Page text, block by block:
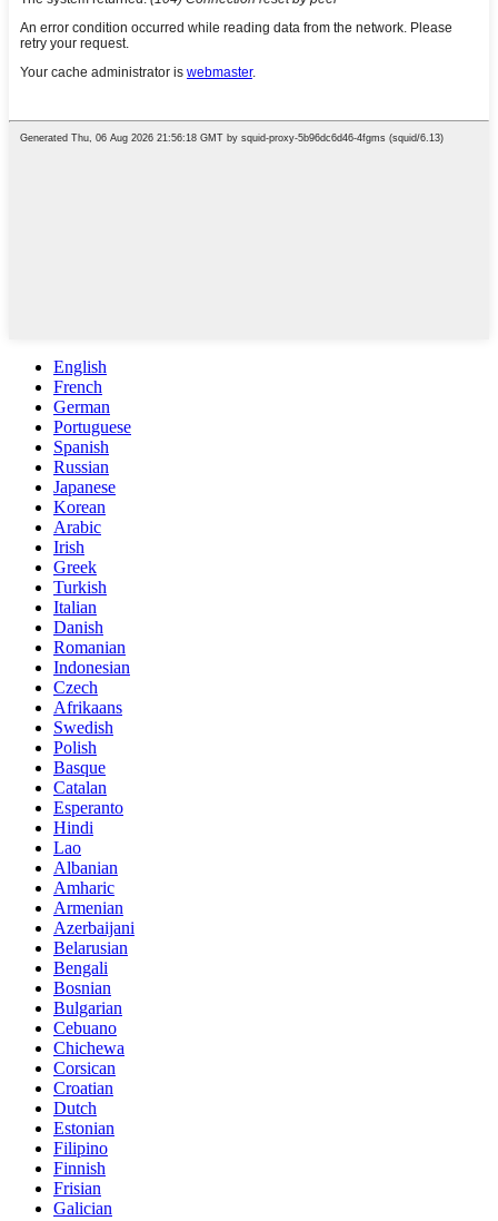
English
French
German
Portuguese
Spanish
Russian
Japanese
Korean
Arabic
Irish
Greek
Turkish
Italian
Danish
Romanian
Indonesian
Czech
Afrikaans
Swedish
Polish
Basque
Catalan
Esperanto
Hindi
Lao
Albanian
Amharic
Armenian
Azerbaijani
Belarusian
Bengali
Bosnian
Bulgarian
Cebuano
Chichewa
Corsican
Croatian
Dutch
Estonian
Filipino
Finnish
Frisian
Galician